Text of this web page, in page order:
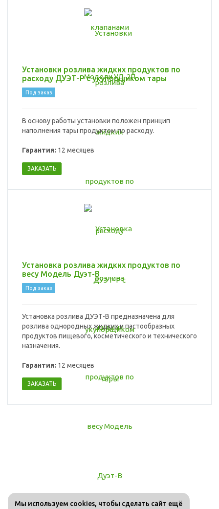
Установки розлива жидких продуктов по
расходу ДУЭТ-Р с укупорщиком тары
Под заказ
В основу работы установки положен принцип
наполнения тары продуктом по расходу.
Гарантия: 12 месяцев
ЗАКАЗАТЬ
Установка розлива жидких продуктов по
весу Модель Дуэт-В
Под заказ
Установка розлива ДУЭТ-В предназначена для
розлива однородных жидких и пастообразных
продуктов пищевого, косметического и технического
назначения.
Гарантия: 12 месяцев
ЗАКАЗАТЬ
Мы используем cookies, чтобы сделать сайт ещё